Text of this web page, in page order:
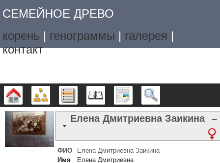
СЕМЕЙНОЕ ДРЕВО
корень | генограммы | галерея |
контакт
Дерево Графики Списки Календарь Отчёты
Елена Дмитриевна Заикина –
ФИО Елена Дмитриевна Заикина
Имя
Елена Дмитриевна